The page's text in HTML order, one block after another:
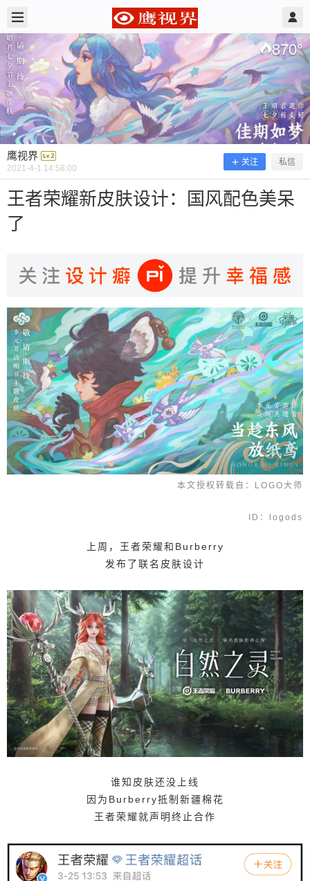
870°
鹰视界
2021-4-1 14:58:00
关注 私信
王者荣耀新皮肤设计：国风配色美呆
了
本文授权转载自：LOGO大师
ID：logods
上周，王者荣耀和Burberry
发布了联名皮肤设计
谁知皮肤还没上线
因为Burberry抵制新疆棉花
王者荣耀就声明终止合作
鹰视界 @ 鹰视界 2021/4/01
者荣耀和Burberry 发布了联名皮肤设计 谁知皮肤还
没上线 因为Burberry抵制新疆棉花 王者荣耀就声明
终止合作 可以说是非常“钢”了！ 而近日 王者荣耀又
开始“折腾”新皮肤了 这次携手@中国民俗学会 发布
了四款中国节主题皮肤！ ▼ 这次的皮肤主题分别为
清明节、端午节、七夕节、中秋节 01 清明节主题皮
肤 以游戏英雄李元芳作为载体 整个插画以蓝绿色作
为主色调 人物以侧身的形式呈现 基于在手游中的形
象为基础 海报上的李元芳以手绘漫画形式设计 更显
秀气 另外，插画中加入了 纸鸢、鸟、山、草等元素
给人一种春意盎然的感觉 并通过飘逸的元素，呈现
型英雄蒙犽作为载体 如果说上面的插画是以蓝绿色
为主 那下面这张的配色，嫩绿嫩绿的！ 一样是以英
等元素作为背景 传达了端午节的习俗 来，送上一组
绿色系的配色参考 03 七夕节主题皮肤 主角为游戏
中女性法师英雄角色-王昭君 整个插画以浪漫的紫色
调为主 其中加入了花、喜鹊等元素 让节日氛围更加
浓重 紫色系配色参考 04 中秋节主题皮肤 以法师
型英雄沈梦溪作为主体 顺应中秋的气氛 所以在配色
上采用了暖色调 其中加入灯笼、兔子灯、等元素 让
节日氛围更加地浓厚 黄色系配色参考 总的来说 王
者荣耀“中国节”系列的皮肤设计 通过节日元素，来
宣传习俗文化 这配色是非常让人舒适了！ 05 而回
如去年的鼠年限定皮肤 以五岳的东方元素为主题设
计 还有和敦煌研究院联名 发布的杨玉环【遇见飞
天】皮肤 结合莫高窟壁画艺术 展示了古代文化之美
有进行过大胆的尝试 ↓↓↓ 比如五虎上将系列 浓厚的
中国元素风 还有以戏曲元素作为延展 像在2019发
扫描二维码继续阅读